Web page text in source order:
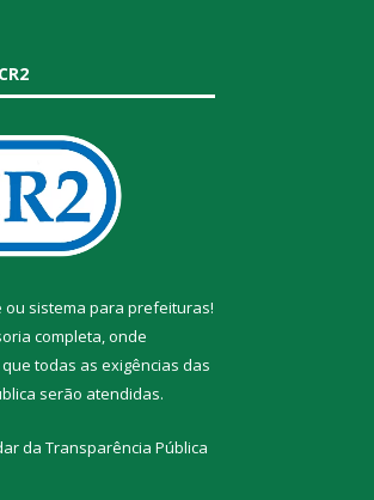
ou sistema para prefeituras!
completa, onde
todas as exigências das
serão atendidas.
da Transparência Pública